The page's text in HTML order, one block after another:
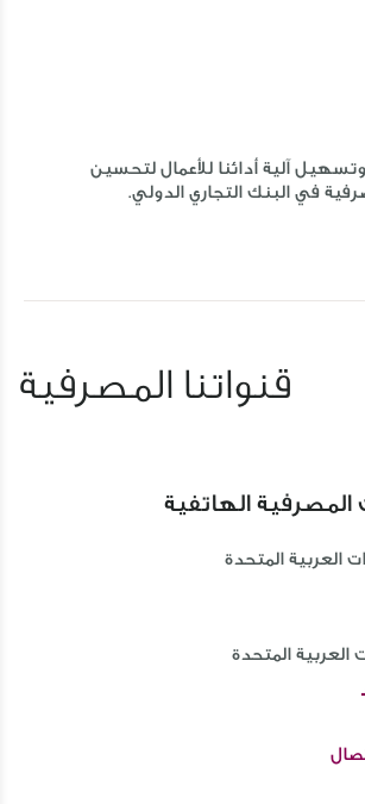
آلية أدائنا للأعمال لتحسين
في البنك التجاري الدولي.
قنواتنا المصرفية
المصرفية الهاتفية
العربية المتحدة
العربية المتحدة